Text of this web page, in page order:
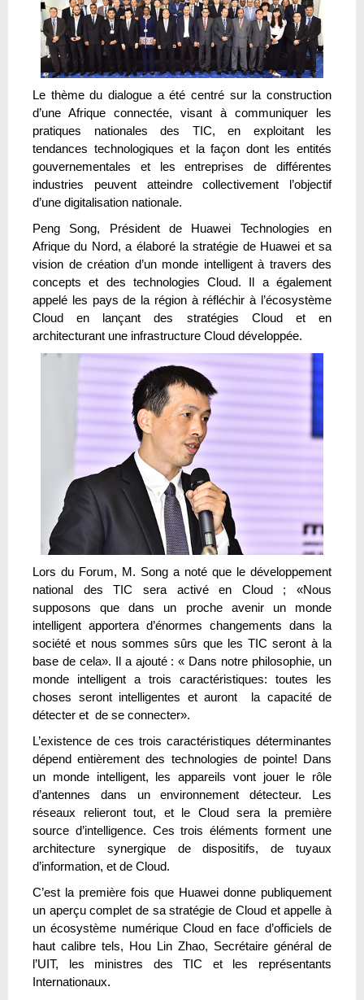
Le thème du dialogue a été centré sur la construction
d’une Afrique connectée, visant à communiquer les
pratiques nationales des TIC, en exploitant les
tendances technologiques et la façon dont les entités
gouvernementales et les entreprises de différentes
industries peuvent atteindre collectivement l’objectif
d’une digitalisation nationale.
Peng Song, Président de Huawei Technologies en
Afrique du Nord, a élaboré la stratégie de Huawei et sa
vision de création d’un monde intelligent à travers des
concepts et des technologies Cloud. Il a également
appelé les pays de la région à réfléchir à l’écosystème
Cloud en lançant des stratégies Cloud et en
architecturant une infrastructure Cloud développée.
Lors du Forum, M. Song a noté que le développement
national des TIC sera activé en Cloud ; «Nous
supposons que dans un proche avenir un monde
intelligent apportera d’énormes changements dans la
société et nous sommes sûrs que les TIC seront à la
base de cela». Il a ajouté : « Dans notre philosophie, un
monde intelligent a trois caractéristiques: toutes les
choses seront intelligentes et auront la capacité de
détecter et de se connecter».
L’existence de ces trois caractéristiques déterminantes
dépend entièrement des technologies de pointe! Dans
un monde intelligent, les appareils vont jouer le rôle
d’antennes dans un environnement détecteur. Les
réseaux relieront tout, et le Cloud sera la première
source d’intelligence. Ces trois éléments forment une
architecture synergique de dispositifs, de tuyaux
d’information, et de Cloud.
C’est la première fois que Huawei donne publiquement
un aperçu complet de sa stratégie de Cloud et appelle à
un écosystème numérique Cloud en face d’officiels de
haut calibre tels, Hou Lin Zhao, Secrétaire général de
l’UIT, les ministres des TIC et les représentants
Internationaux.